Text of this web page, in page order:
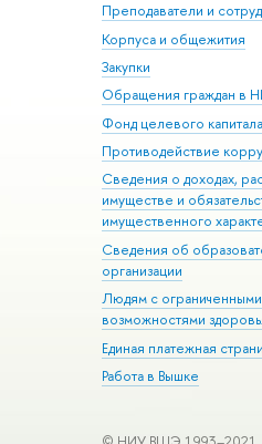
Преподаватели и
Корпуса и общежития
Закупки
Обращения граждан в
Фонд целевого капитала
Противодействие
Сведения о доходах,
имуществе и
имущественного
Сведения об
организации
Людям с ограниченными
возможностями
Единая платежная
Работа в Вышке